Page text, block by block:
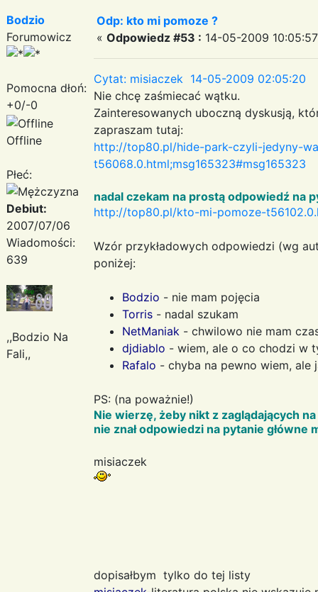
Bodzio
Forumowicz
Pomocna dłoń:
+0/-0
Offline
Płeć:
Debiut:
2007/07/06
Wiadomości:
639
,,Bodzio Na
Fali,,
Odp: kto mi pomoze ?
« Odpowiedz #53 : 14-05-2009
Cytat: misiaczek 14-05-2009 02:05:20
Nie chcę zaśmiecać wątku.
Zainteresowanych uboczną dyskusją,
zapraszam tutaj:
http://top80.pl/hide-park-czyli-jedyny-
t56068.0.html;msg165323#msg165323
nadal czekam na prostą odpowiedź na
http://top80.pl/kto-mi-pomoze-
Wzór przykładowych odpowiedzi (wg
poniżej:
Bodzio - nie mam pojęcia
Torris - nadal szukam
NetManiak - chwilowo nie mam
djdiablo - wiem, ale o co chodzi w
Rafalo - chyba na pewno wiem,
PS: (na poważnie!)
Nie wierzę, żeby nikt z zaglądających
nie znał odpowiedzi na pytanie główne
misiaczek
dopisałbym tylko do tej listy